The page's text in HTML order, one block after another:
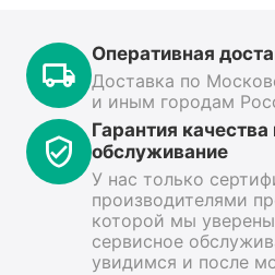
Оперативная
Доставка по
и иным городам
Гарантия
обслуживание
У нас только
производителями
которой мы
сервисное
увидимся и после